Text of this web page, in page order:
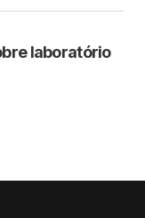
laboratório